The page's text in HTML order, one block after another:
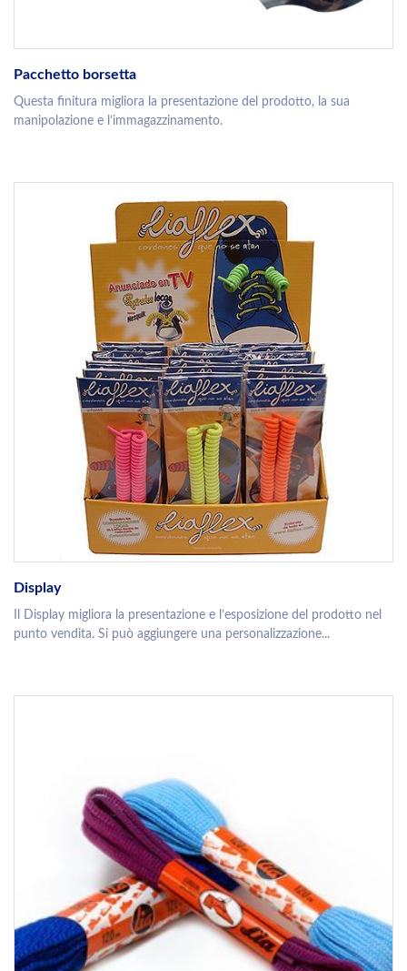
Pacchetto borsetta
Questa finitura migliora la presentazione del prodotto, la sua
manipolazione e l’immagazzinamento.
Display
Il Display migliora la presentazione e l’esposizione del prodotto nel
punto vendita. Si può aggiungere una personalizzazione...